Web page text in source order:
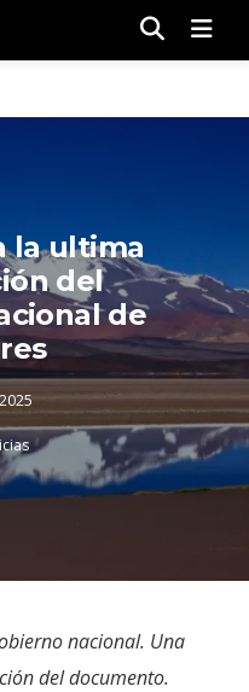
la ultima
del
de
nacional. Una
del documento.